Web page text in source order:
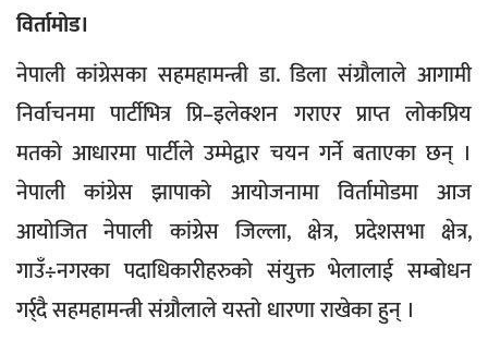
विर्तामोड।
नेपाली कांग्रेसका सहमहामन्त्री डा. डिला संग्रौलाले आगामी
निर्वाचनमा पार्टीभित्र प्रि–इलेक्शन गराएर प्राप्त लोकप्रिय
मतको आधारमा पार्टीले उम्मेद्वार चयन गर्ने बताएका छन् ।
नेपाली कांग्रेस झापाको आयोजनामा विर्तामोडमा आज
आयोजित नेपाली कांग्रेस जिल्ला, क्षेत्र, प्रदेशसभा क्षेत्र,
गाउँ÷नगरका पदाधिकारीहरुको संयुक्त भेलालाई सम्बोधन
गर्र्दै सहमहामन्त्री संग्रौलाले यस्तो धारणा राखेका हुन् ।